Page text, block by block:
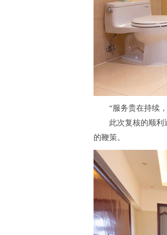
“服务贵在持续
此次复核的顺利
的鞭策。